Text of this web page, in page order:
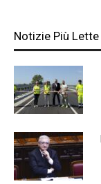
Notizie Più Lette